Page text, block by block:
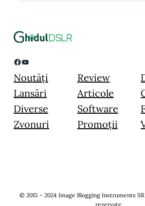
Facebook YouTube
Noutăți
Lansări
Diverse
Zvonuri
Review
Articole
Software
Promoții
© 2015 – 2024 Image Blogging Instruments
rezervate.